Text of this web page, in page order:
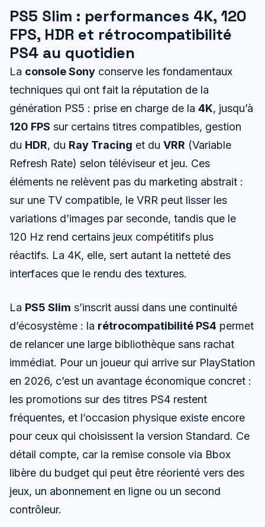
PS5 Slim : performances 4K, 120
FPS, HDR et rétrocompatibilité
PS4 au quotidien
La console Sony conserve les fondamentaux
techniques qui ont fait la réputation de la
génération PS5 : prise en charge de la 4K, jusqu’à
120 FPS sur certains titres compatibles, gestion
du HDR, du Ray Tracing et du VRR (Variable
Refresh Rate) selon téléviseur et jeu. Ces
éléments ne relèvent pas du marketing abstrait :
sur une TV compatible, le VRR peut lisser les
variations d’images par seconde, tandis que le
120 Hz rend certains jeux compétitifs plus
réactifs. La 4K, elle, sert autant la netteté des
interfaces que le rendu des textures.
La PS5 Slim s’inscrit aussi dans une continuité
d’écosystème : la rétrocompatibilité PS4 permet
de relancer une large bibliothèque sans rachat
immédiat. Pour un joueur qui arrive sur PlayStation
en 2026, c’est un avantage économique concret :
les promotions sur des titres PS4 restent
fréquentes, et l’occasion physique existe encore
pour ceux qui choisissent la version Standard. Ce
détail compte, car la remise console via Bbox
libère du budget qui peut être réorienté vers des
jeux, un abonnement en ligne ou un second
contrôleur.